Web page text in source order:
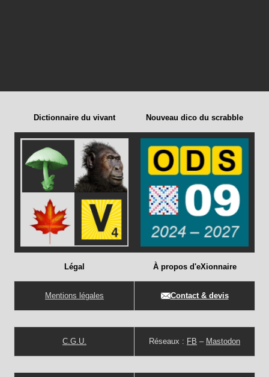
Dictionnaire du vivant Nouveau dico du scrabble
Légal
Mentions légales
C.G.U.
À propos d'eXionnaire
Contact & devis
Réseaux : FB – Mastodon